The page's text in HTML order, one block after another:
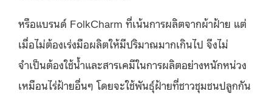
หรือแบรนด์ FolkCharm ที่เน้นการผลิตจากผ้าฝ้าย แต่
เมื่อไม่ต้องเร่งมือผลิตให้มีปริมาณมากเกินไป จึงไม่
จำเป็นต้องใช้น้ำและสารเคมีในการผลิตอย่างหนักหน่วง
เหมือนไร่ฝ้ายอื่นๆ โดยจะใช้พันธุ์ฝ้ายที่ชาวชุมชนปลูกกัน